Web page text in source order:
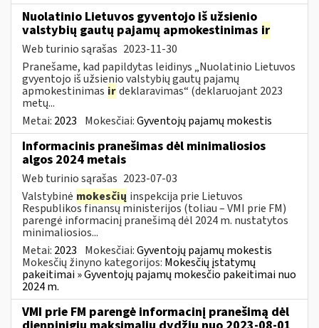
Nuolatinio Lietuvos gyventojo iš užsienio
valstybių gautų pajamų apmokestinimas ir
Web turinio sąrašas 2023-11-30
Pranešame, kad papildytas leidinys „Nuolatinio Lietuvos
gvyentojo iš užsienio valstybių gautų pajamų
apmokestinimas irdeklaravimas“ (deklaruojant 2023
metų...
Metai: 2023 Mokesčiai:Gyventojų pajamų mokestis
Informacinis pranešimas dėl minimaliosios
algos 2024 metais
Web turinio sąrašas 2023-07-03
Valstybinė mokesčių inspekcija prie Lietuvos
Respublikos finansų ministerijos (toliau – VMI prie FM)
parengė informacinį pranešimą dėl 2024 m. nustatytos
minimaliosios...
Metai: 2023 Mokesčiai:Gyventojų pajamų mokestis
Mokesčių žinyno kategorijos: Mokesčių įstatymų
pakeitimai » Gyventojų pajamų mokesčio pakeitimai nuo
2024 m.
VMI prie FM parengė informacinį pranešimą dėl